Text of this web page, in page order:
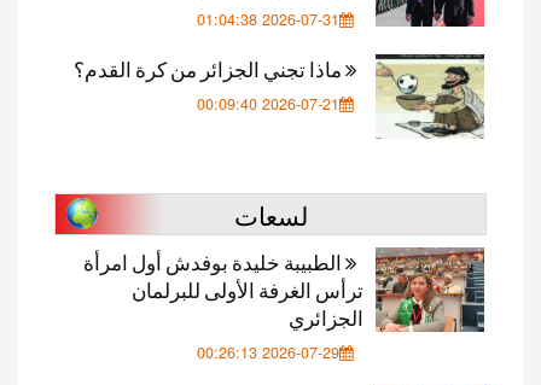
2026-07-31 01:04:38
ماذا تجني الجزائر من كرة القدم؟
2026-07-21 00:09:40
لسعات
الطبيبة خليدة بوفدش أول امرأة
ترأس الغرفة الأولى للبرلمان
الجزائري
2026-07-29 00:26:13